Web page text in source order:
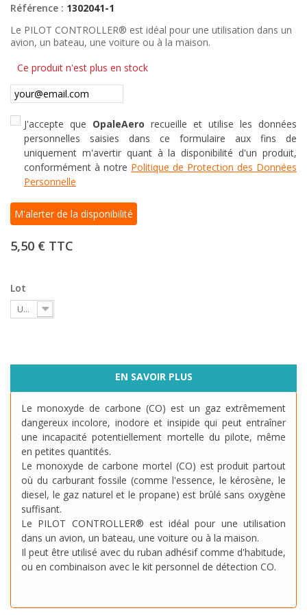
Référence : 1302041-1
Le PILOT CONTROLLER® est idéal pour une utilisation dans un
avion, un bateau, une voiture ou à la maison.
Ce produit n'est plus en stock
J'accepte que OpaleAero recueille et utilise les données
personnelles saisies dans ce formulaire aux fins de
uniquement m'avertir quant à la disponibilité d'un produit,
conformément à notre Politique de Protection des Données
Personnelle
M'alerter de la disponibilité
5,50 € TTC
Lot
Unité
EN SAVOIR PLUS
Le monoxyde de carbone (CO) est un gaz extrêmement
dangereux incolore, inodore et insipide qui peut entraîner
une incapacité potentiellement mortelle du pilote, même
en petites quantités.
Le monoxyde de carbone mortel (CO) est produit partout
où du carburant fossile (comme l'essence, le kérosène, le
diesel, le gaz naturel et le propane) est brûlé sans oxygène
suffisant.
Le PILOT CONTROLLER® est idéal pour une utilisation
dans un avion, un bateau, une voiture ou à la maison.
Il peut être utilisé avec du ruban adhésif comme d'habitude,
ou en combinaison avec le kit personnel de détection CO.